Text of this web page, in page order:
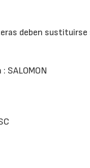
deben
SALOMON